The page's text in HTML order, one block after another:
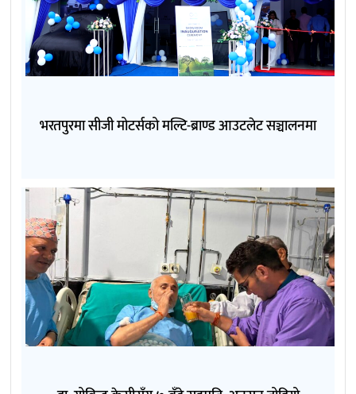
भरतपुरमा सीजी मोटर्सको मल्टि-ब्राण्ड आउटलेट सञ्चालनमा